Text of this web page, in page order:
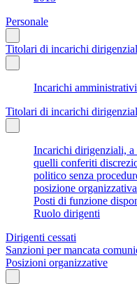
Personale
Titolari di incarichi
Incarichi
Titolari di incarichi
Incarichi dirigenziali,
quelli conferiti
politico senza
posizione
Posti di funzione
Ruolo dirigenti
Dirigenti cessati
Sanzioni per mancata
Posizioni organizzative